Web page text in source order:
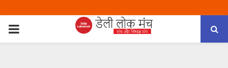
PRIMARY